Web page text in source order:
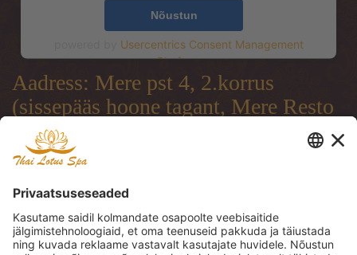
Nõustun
Usercentrics Consent Management
Platform
Aadress: Mere pst 4, 2.korrus
(sissepääs hoone tagant, Mere Resto
terrassi läbi)
Address: Mere pst 4, 2.floor
(entrance from the backside of the
building, through Mere Resto
Lounge terrace)